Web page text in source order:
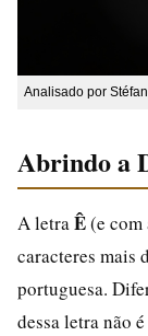
Analisado por
Abrindo a
A letra Ê(e
caracteres mais
portuguesa.
dessa letra não